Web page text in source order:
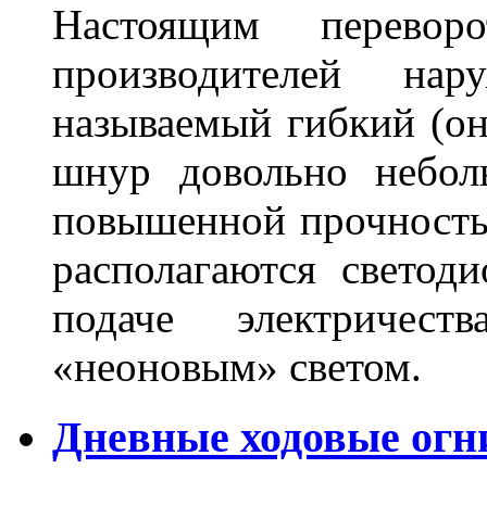
Настоящим
производителей
называемый гибкий
шнур довольно
повышенной
располагаются
подаче
«неоновым» светом.
Дневные ходовые